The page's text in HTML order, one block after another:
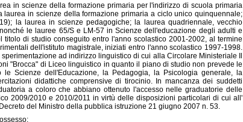
in scienze della formazione primaria per l'indirizzo di scuola primaria
laurea in scienze della formazione primaria a ciclo unico quinquennale;
la laurea in scienze pedagogiche; la laurea quadriennale, vecchio
le lauree 65/S e LM-57 in Scienze dell'educazione degli adulti e
di studio conseguito entro l'anno scolastico 2001-2002, al termine
dell'istituto magistrale, iniziati entro l'anno scolastico 1997-1998.
ad indirizzo linguistico di cui alla Circolare Ministeriale Il
"Brocca" di Liceo linguistico in quanto il piano di studio non prevede le
le Scienze dell'Educazione, la Pedagogia, la Psicologia generale, la
didattiche comprensive di tirocinio. In mancanza dei suddetti
a coloro che abbiano ottenuto l'accesso nelle graduatorie delle
2009/2010 e 2010/2011 in virtù delle disposizioni particolari di cui all'
del Ministro della pubblica istruzione 21 giugno 2007 n. 53.